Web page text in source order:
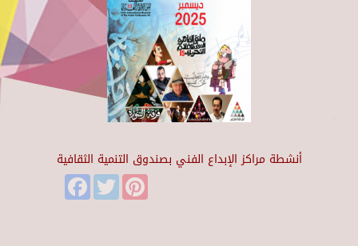
أنشطة مراكز الإبداع الفني بصندوق التنمية الثقافية
FacebookTwitter